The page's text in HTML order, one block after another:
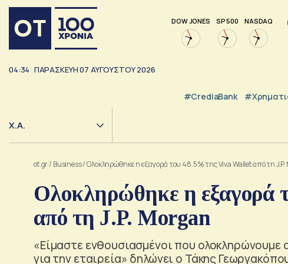
DOW JONES SP 500 NASDAQ
04:34 ΠΑΡΑΣΚΕΥΗ07 ΑΥΓΟΥΣΤΟΥ2026
#CrediaBank
Χ.Α.
ot.gr/ Business/Ολοκληρώθηκε η εξαγορά του 48.5% της Viva Wallet από τη
Ολοκληρώθηκε η εξαγορά
από τη J.P. Morgan
«Είμαστε ενθουσιασμένοι που ολοκληρώνουμε
για την εταιρεία» δηλώνει ο Τάκης